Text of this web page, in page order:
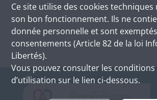
Ce site utilise des cookies techniques
son bon fonctionnement. Ils ne
donnée personnelle et sont
consentements (Article 82 de la loi
Libertés).
Vous pouvez consulter les conditions
d’utilisation sur le lien ci-dessous.